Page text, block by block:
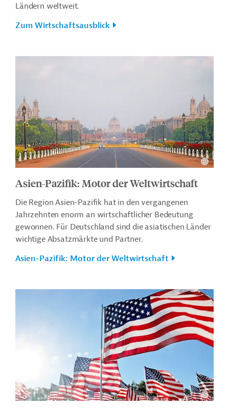
Ländern weltweit.
Zum Wirtschaftsausblick
Asien-Pazifik: Motor der Weltwirtschaft
Die Region Asien-Pazifik hat in den vergangenen
Jahrzehnten enorm an wirtschaftlicher Bedeutung
gewonnen. Für Deutschland sind die asiatischen Länder
wichtige Absatzmärkte und Partner.
Asien-Pazifik: Motor der Weltwirtschaft